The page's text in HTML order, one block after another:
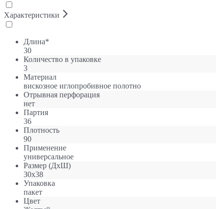
Характеристики
Длина*
30
Количество в упаковке
3
Материал
вискозное иглопробивное полотно
Отрывная перфорация
нет
Партия
36
Плотность
90
Применение
универсальное
Размер (ДхШ)
30х38
Упаковка
пакет
Цвет